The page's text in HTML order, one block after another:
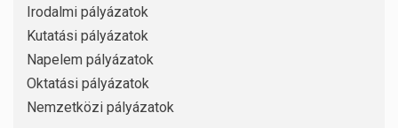
Irodalmi pályázatok
Kutatási pályázatok
Napelem pályázatok
Oktatási pályázatok
Nemzetközi pályázatok